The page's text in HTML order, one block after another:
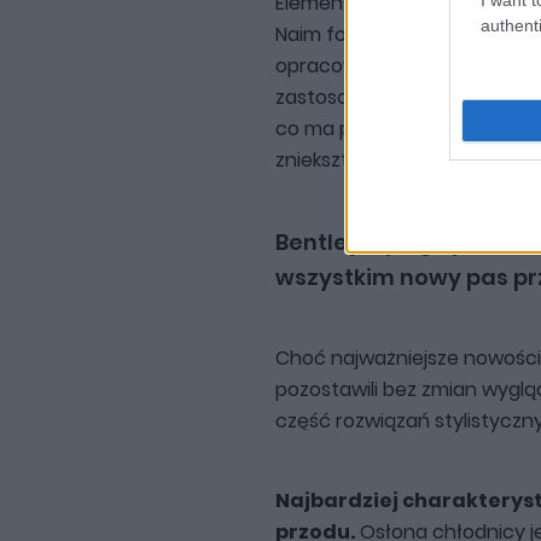
Naim for Mulliner. Zestaw
opracowane wcześniej dla
zastosował membrany
co ma przełożyć się na
zniekształceń.
Bentley Flying Spur
wszystkim nowy pas
Choć najważniejsze
pozostawili bez zmian
część rozwiązań
Najbardziej
przodu.Osłona chłodnicy